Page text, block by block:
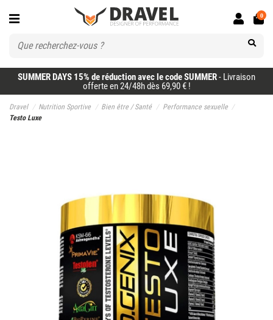
SUMMER DAYS 15% de réduction avec le code SUMMER- Livraison
offerte en 24/48h dès 69,90 € !
0
Dravel Nutrition Sportive Bien être / Santé
Performance sexuelle
Testo Luxe